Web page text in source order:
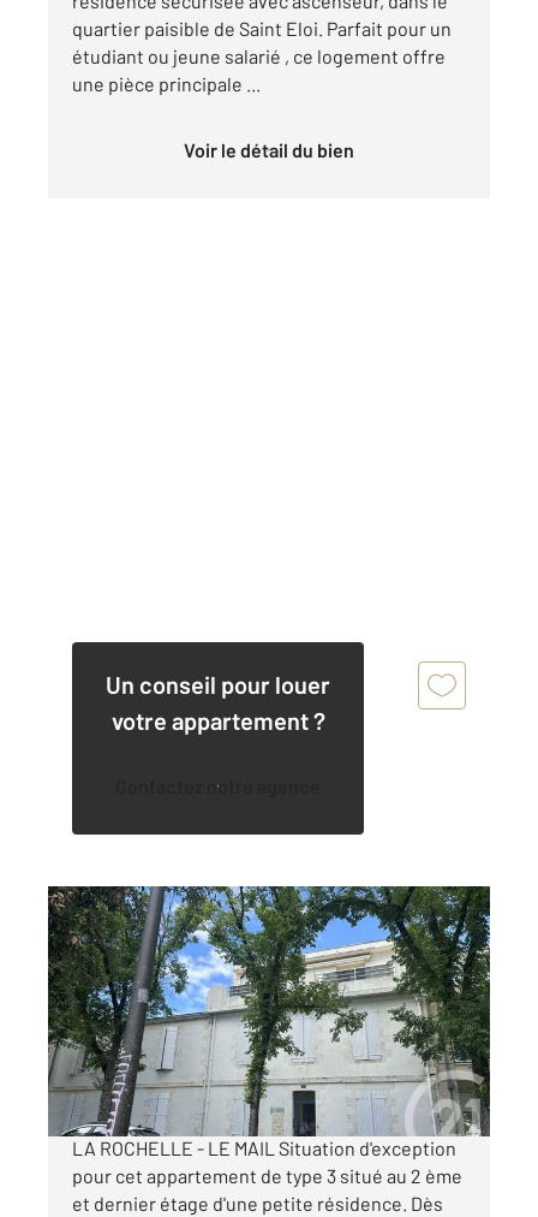
quartier paisible de Saint Eloi. Parfait pour un
étudiant ou jeune salarié , ce logement offre
une pièce principale ...
Voir le détail du bien
Un conseil pour louer
votre appartement ?
Contactez notre agence
LA ROCHELLE 17
51,10 m2, 3 pièces
Ref : 22282
Appartement à louer
1 280 €
par mois charges comprises
LA ROCHELLE - LE MAIL Situation d'exception
pour cet appartement de type 3 situé au 2 ème
et dernier étage d'une petite résidence. Dès